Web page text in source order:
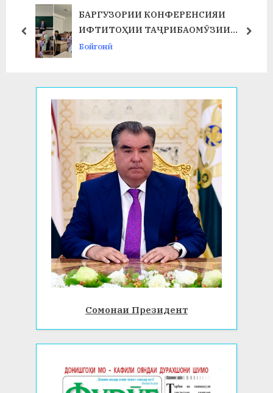
s
t
:
БАРГУЗОРИИ КОНФЕРЕНСИЯИ
ИФТИТОҲИИ ТАҶРИБАОМӮЗИИ
ИСТЕҲСОЛӢ ДАР ФАКУЛТЕТИ ХИМИЯ
Бойгонӣ
prev next
Сомонаи Президент